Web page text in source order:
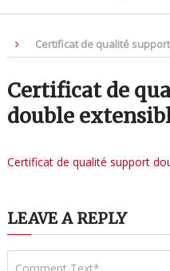
Certificat de qualité
Certificat de
double
Certificat de qualité support
LEAVE A REPLY